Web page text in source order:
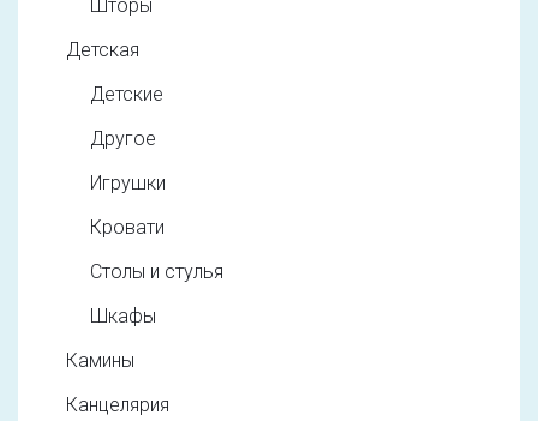
Шторы
Детская
Детские
Другое
Игрушки
Кровати
Столы и стулья
Шкафы
Камины
Канцелярия